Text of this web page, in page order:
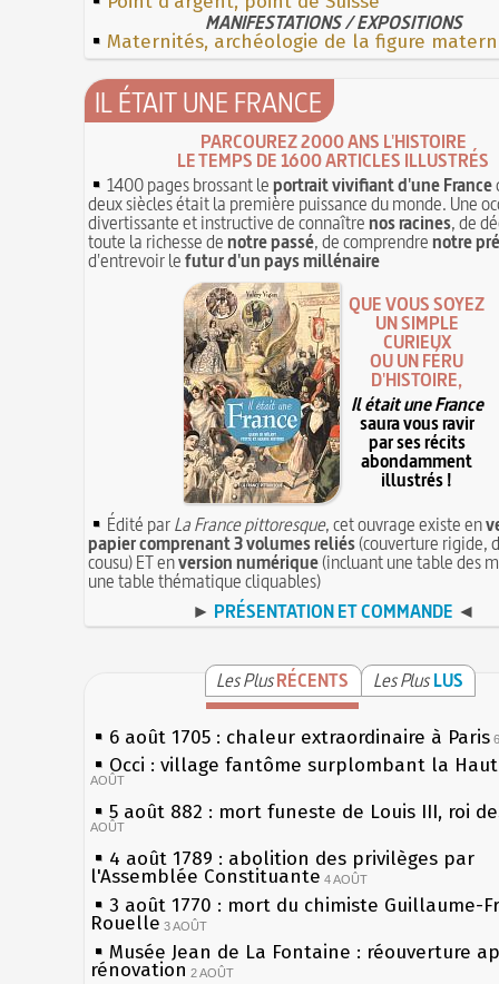
MANIFESTATIONS / EXPOSITIONS
Maternités, archéologie de la figure
IL ÉTAIT UNE FRANCE
PARCOUREZ 2000 ANS L'HISTOIRE
LE TEMPS DE 1600 ARTICLES ILLUSTRÉS
1400 pages brossant leportrait vivifiant d'une France
deux siècles était la première puissance du monde. Une
divertissante et instructive de connaîtrenos racines, de
toute la richesse denotre passé, de comprendrenotre
d'entrevoir lefutur d'un pays millénaire
QUE VOUS SOYEZ
UN SIMPLE
CURIEUX
OU UN FÉRU
D'HISTOIRE,
Il était une France
saura vous ravir
par ses récits
abondamment
illustrés !
Édité parLa France pittoresque, cet ouvrage existe en
papier comprenant 3 volumes reliés(couverture rigide,
cousu) ET enversion numérique(incluant une table des
une table thématique cliquables)
► PRÉSENTATION ET COMMANDE ◄
Les PlusRÉCENTS Les Plus LUS
6 août 1705 : chaleur extraordinaire à Paris
Occi : village fantôme surplombant la
AOÛT
5 août 882 : mort funeste de Louis III, roi
AOÛT
4 août 1789 : abolition des privilèges par
l'Assemblée Constituante 4 AOÛT
3 août 1770 : mort du chimiste Guillaume-
Rouelle 3 AOÛT
Musée Jean de La Fontaine : réouverture
rénovation 2 AOÛT